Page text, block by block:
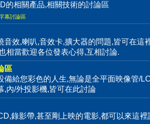
的相關產品,相關技術的討論區
幕討論區
音效,喇叭,音效卡,擴大器的問題,皆可在這
相當歡迎各位發表心得,互相討論.
區
備給您彩色的人生,無論是全平面映像管/
,內/外投影機,皆可在此討論
錄影帶,甚至剛上映的電影,都可以來這裡